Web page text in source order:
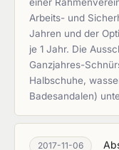
Arbeits- und
Jahren und der
je 1 Jahr. Die
Ganzjahres-
Halbschuhe,
Badesandalen)
2017-11-06